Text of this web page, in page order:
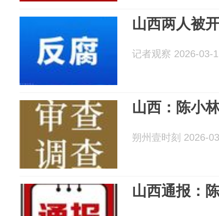
山西两人被
记者观察 2026-03-
山西：陈小
朔州壹时刻 2026-
山西通报：